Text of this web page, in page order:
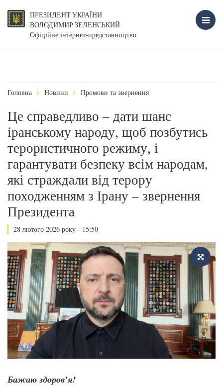
ПРЕЗИДЕНТ УКРАЇНИ
ВОЛОДИМИР ЗЕЛЕНСЬКИЙ
Офіційне інтернет-представництво
Головна Новини Промови та звернення
Це справедливо – дати шанс
іранському народу, щоб позбутись
терористичного режиму, і
гарантувати безпеку всім народам,
які страждали від терору
походженням з Ірану – звернення
Президента
28 лютого 2026 року - 15:50
Бажаю здоровʼя!